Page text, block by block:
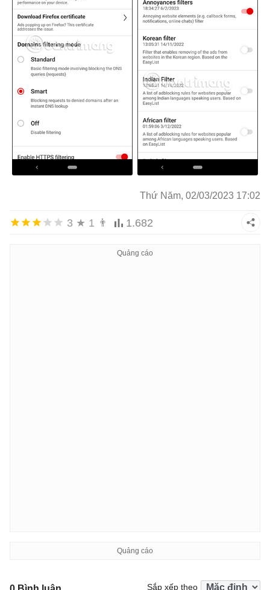
Thứ Năm, 02/03/2023 17:02
3 ★ 1 👨 1.682
Sắp xếp theo